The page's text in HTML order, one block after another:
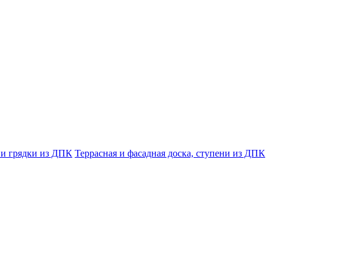
грядки из ДПК Террасная и фасадная доска, ступени из ДПК